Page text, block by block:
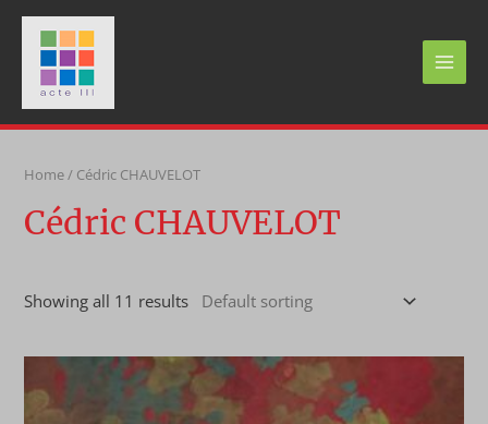
Skip
content
MAIN
Home/ Cédric CHAUVELOT
Cédric CHAUVELOT
Showing all 11 results